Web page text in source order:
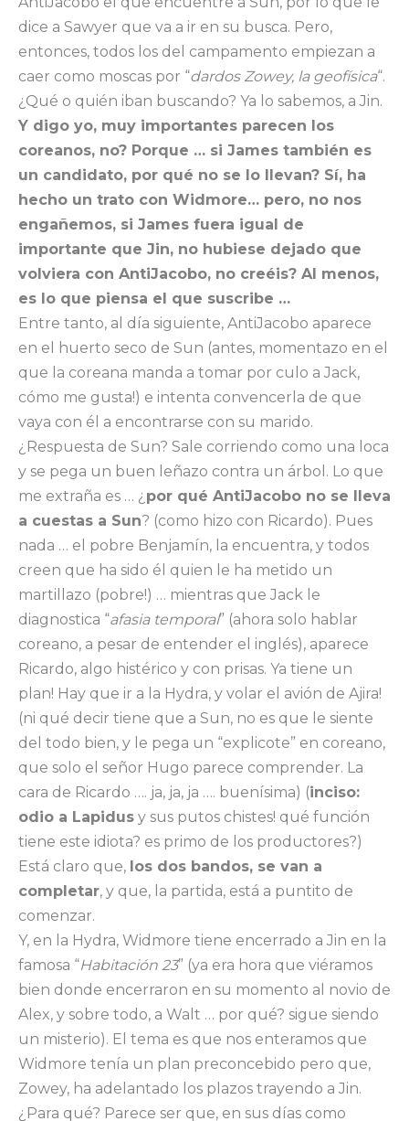
dice a Sawyer que va a ir en su busca. Pero,
entonces, todos los del campamento empiezan a
caer como moscas por “dardos Zowey, la geofísica“.
¿Qué o quién iban buscando? Ya lo sabemos, a Jin.
Y digo yo, muy importantes parecen los
coreanos, no? Porque … si James también es
un candidato, por qué no se lo llevan? Sí, ha
hecho un trato con Widmore… pero, no nos
engañemos, si James fuera igual de
importante que Jin, no hubiese dejado que
volviera con AntiJacobo, no creéis? Al menos,
es lo que piensa el que suscribe …
Entre tanto, al día siguiente, AntiJacobo aparece
en el huerto seco de Sun (antes, momentazo en el
que la coreana manda a tomar por culo a Jack,
cómo me gusta!) e intenta convencerla de que
vaya con él a encontrarse con su marido.
¿Respuesta de Sun? Sale corriendo como una loca
y se pega un buen leñazo contra un árbol. Lo que
me extraña es … ¿ por qué AntiJacobo no se lleva
a cuestas a Sun? (como hizo con Ricardo). Pues
nada … el pobre Benjamín, la encuentra, y todos
creen que ha sido él quien le ha metido un
martillazo (pobre!) … mientras que Jack le
diagnostica “afasia temporal” (ahora solo hablar
coreano, a pesar de entender el inglés), aparece
Ricardo, algo histérico y con prisas. Ya tiene un
plan! Hay que ir a la Hydra, y volar el avión de Ajira!
(ni qué decir tiene que a Sun, no es que le siente
del todo bien, y le pega un “explicote” en coreano,
que solo el señor Hugo parece comprender. La
cara de Ricardo …. ja, ja, ja …. buenísima) (inciso:
odio a Lapidus y sus putos chistes! qué función
tiene este idiota? es primo de los productores?)
Está claro que, los dos bandos, se van a
completar, y que, la partida, está a puntito de
comenzar.
Y, en la Hydra, Widmore tiene encerrado a Jin en la
famosa “Habitación 23” (ya era hora que viéramos
bien donde encerraron en su momento al novio de
Alex, y sobre todo, a Walt … por qué? sigue siendo
un misterio). El tema es que nos enteramos que
Widmore tenía un plan preconcebido pero que,
Zowey, ha adelantado los plazos trayendo a Jin.
¿Para qué? Parece ser que, en sus días como